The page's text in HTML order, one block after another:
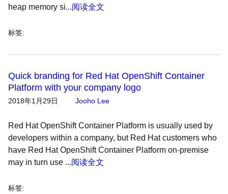
heap memory si...阅读全文
标签:
Quick branding for Red Hat OpenShift Container
Platform with your company logo
2018年1月29日 Jooho Lee
Red Hat OpenShift Container Platform is usually used by
developers within a company, but Red Hat customers who
have Red Hat OpenShift Container Platform on-premise
may in turn use ...阅读全文
标签: